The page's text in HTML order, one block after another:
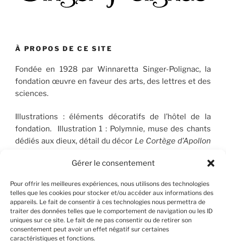
Gérer le consentement
Pour offrir les meilleures expériences, nous utilisons des technologies
telles que les cookies pour stocker et/ou accéder aux informations des
appareils. Le fait de consentir à ces technologies nous permettra de
traiter des données telles que le comportement de navigation ou les ID
uniques sur ce site. Le fait de ne pas consentir ou de retirer son
consentement peut avoir un effet négatif sur certaines
caractéristiques et fonctions.
À PROPOS DE CE SITE
Fondée en 1928 par Winnaretta Singer-Polignac, la
fondation œuvre en faveur des arts, des lettres et des
sciences.
Illustrations : éléments décoratifs de l’hôtel de la
fondation. Illustration 1 : Polymnie, muse des chants
dédiés aux dieux, détail du décor Le Cortège d’Apollon
orne le plafond du Salon de musique. © FSP/OLG
RECHERCHER
Recherche